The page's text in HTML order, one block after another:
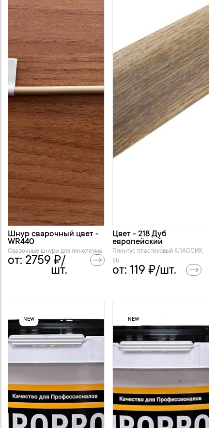
Шнур сварочный цвет -
WR440
Сварочные шнуры для линолеума
от: 2759 ₽/
шт.
Цвет - 218 Дуб
европейский
Плинтус пластиковый KЛАССИК
55
от: 119 ₽/шт.
NEW NEW